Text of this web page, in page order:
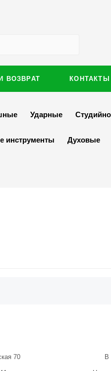
ВОЗВРАТ КОНТАКТЫ
Ударные
инструменты Духовые
70 В